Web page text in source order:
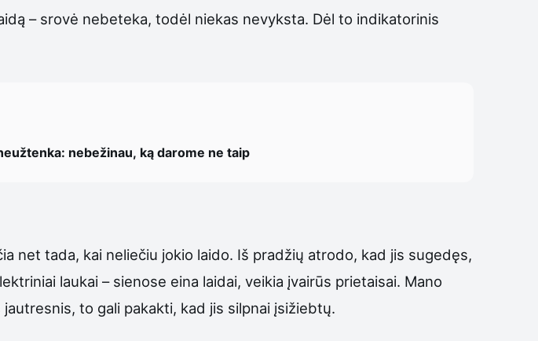
– srovė nebeteka, todėl niekas nevyksta. Dėl to indikatorinis
nebežinau, ką darome ne taip
net tada, kai neliečiu jokio laido. Iš pradžių atrodo, kad jis sugedęs,
laukai – sienose eina laidai, veikia įvairūs prietaisai. Mano
to gali pakakti, kad jis silpnai įsižiebtų.